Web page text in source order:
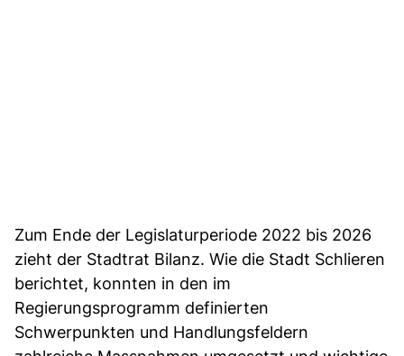
Zum Ende der Legislaturperiode 2022 bis 2026
zieht der Stadtrat Bilanz. Wie die Stadt Schlieren
berichtet, konnten in den im
Regierungsprogramm definierten
Schwerpunkten und Handlungsfeldern